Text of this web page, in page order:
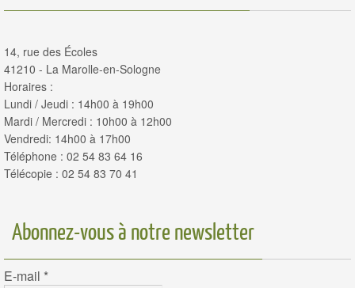
14, rue des Écoles
41210 - La Marolle-en-Sologne
Horaires :
Lundi / Jeudi : 14h00 à 19h00
Mardi / Mercredi : 10h00 à 12h00
Vendredi: 14h00 à 17h00
Téléphone : 02 54 83 64 16
Télécopie : 02 54 83 70 41
Abonnez-vous à notre newsletter
E-mail *